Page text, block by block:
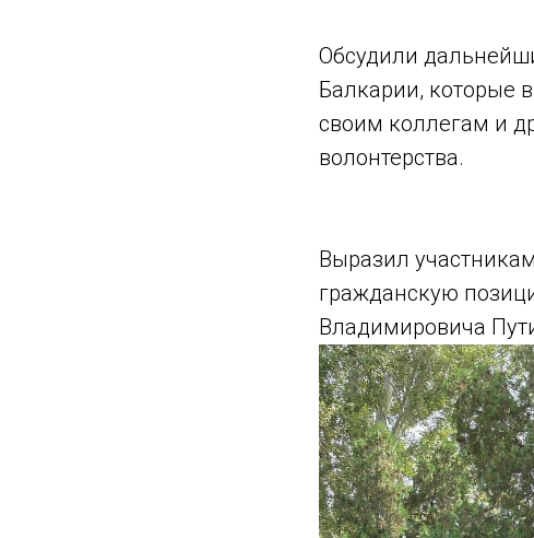
Обсудили
Балкарии, которые
своим коллегам и
волонтерства.
Выразил
гражданскую
Владимировича